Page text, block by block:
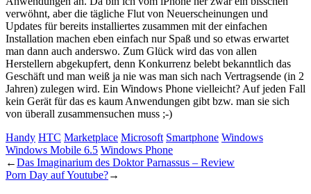
verwöhnt, aber die tägliche Flut von Neuerscheinungen und
Updates für bereits installiertes zusammen mit der einfachen
Installation machen eben einfach nur Spaß und so etwas erwartet
man dann auch anderswo. Zum Glück wird das von allen
Herstellern abgekupfert, denn Konkurrenz belebt bekanntlich das
Geschäft und man weiß ja nie was man sich nach Vertragsende (in 2
Jahren) zulegen wird. Ein Windows Phone vielleicht? Auf jeden Fall
kein Gerät für das es kaum Anwendungen gibt bzw. man sie sich
von überall zusammensuchen muss ;-)
Handy HTC Marketplace Microsoft Smartphone Windows
Windows Mobile 6.5 Windows Phone
←Das Imaginarium des Doktor Parnassus – Review
Porn Day auf Youtube?→